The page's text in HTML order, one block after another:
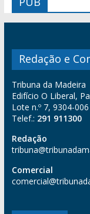
Redação e
Tribuna da Madeira
Edifício O Liberal,
Lote n.º 7, 9304-
Telef.: 291 911300
Redação
Comercial